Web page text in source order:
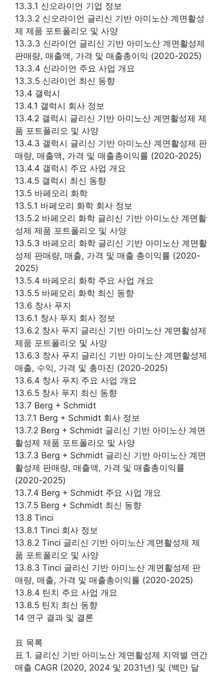
13.3.1 신오라이언 기업 정보
13.3.2 신오라이언 글리신 기반 아미노산 계면활성
제 제품 포트폴리오 및 사양
13.3.3 신라이언 글리신 기반 아미노산 계면활성제
판매량, 매출액, 가격 및 매출총이익 (2020-2025)
13.3.4 신라이언 주요 사업 개요
13.3.5 신라이언 최신 동향
13.4 갤럭시
13.4.1 갤럭시 회사 정보
13.4.2 갤럭시 글리신 기반 아미노산 계면활성제 제
품 포트폴리오 및 사양
13.4.3 갤럭시 글리신 기반 아미노산 계면활성제 판
매량, 매출액, 가격 및 매출총이익률 (2020-2025)
13.4.4 갤럭시 주요 사업 개요
13.4.5 갤럭시 최신 동향
13.5 바페오리 화학
13.5.1 바페오리 화학 회사 정보
13.5.2 바페오리 화학 글리신 기반 아미노산 계면활
성제 제품 포트폴리오 및 사양
13.5.3 바페오리 화학 글리신 기반 아미노산 계면활
성제 판매량, 매출, 가격 및 매출 총이익률 (2020-
2025)
13.5.4 바페오리 화학 주요 사업 개요
13.5.5 바페오리 화학 최신 동향
13.6 창사 푸지
13.6.1 창사 푸지 회사 정보
13.6.2 창사 푸지 글리신 기반 아미노산 계면활성제
제품 포트폴리오 및 사양
13.6.3 창사 푸지 글리신 기반 아미노산 계면활성제
매출, 수익, 가격 및 총마진 (2020-2025)
13.6.4 창사 푸지 주요 사업 개요
13.6.5 창사 푸지 최신 동향
13.7 Berg + Schmidt
13.7.1 Berg + Schmidt 회사 정보
13.7.2 Berg + Schmidt 글리신 기반 아미노산 계면
활성제 제품 포트폴리오 및 사양
13.7.3 Berg + Schmidt 글리신 기반 아미노산 계면
활성제 판매량, 매출액, 가격 및 매출총이익률
(2020-2025)
13.7.4 Berg + Schmidt 주요 사업 개요
13.7.5 Berg + Schmidt 최신 동향
13.8 Tinci
13.8.1 Tinci 회사 정보
13.8.2 Tinci 글리신 기반 아미노산 계면활성제 제
품 포트폴리오 및 사양
13.8.3 Tinci 글리신 기반 아미노산 계면활성제 판
매량, 매출, 가격 및 매출총이익률 (2020-2025)
13.8.4 틴치 주요 사업 개요
13.8.5 틴치 최신 동향
14 연구 결과 및 결론
표 목록
표 1. 글리신 기반 아미노산 계면활성제 지역별 연간
매출 CAGR (2020, 2024 및 2031년) 및 (백만 달